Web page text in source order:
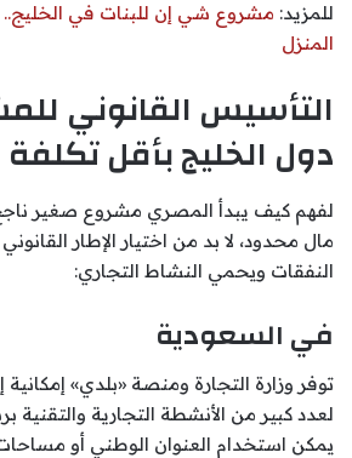
للمزيد: مشروع شي إن للبنات في
المنزل
التأسيس القانوني
دول الخليج بأقل تكلفة
لفهم كيف يبدأ المصري مشروع صغير
مال محدود، لا بد من اختيار الإطار
النفقات ويحمي النشاط التجاري:
في السعودية
توفر وزارة التجارة ومنصة «بلدي»
لعدد كبير من الأنشطة التجارية
يمكن استخدام العنوان الوطني أو